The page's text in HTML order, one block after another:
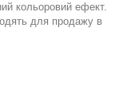
кольоровий ефект.
для продажу в